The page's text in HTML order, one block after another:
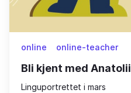
online online-teacher
Bli kjent med Anatolii
Linguportrettet i mars